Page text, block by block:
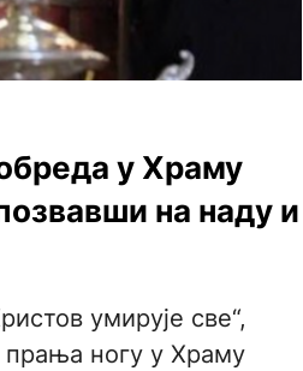
у Храму
на наду и
умирује све“,
ногу у Храму